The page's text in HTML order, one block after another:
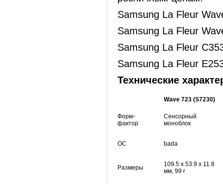
Samsung La Fleur
Samsung La Fleur
Samsung La Fleur
Samsung La Fleur
Технические
Wave 723 (S7230)
Форм-
фактор
Сенсорный
моноблок
ОС bada
Размеры
109.5 x 53.9 x 11.8
мм, 99 г